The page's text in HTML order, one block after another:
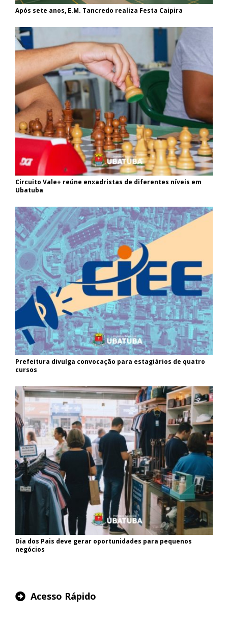
Após sete anos, E.M. Tancredo realiza Festa Caipira
Circuito Vale+ reúne enxadristas de diferentes níveis em
Ubatuba
Prefeitura divulga convocação para estagiários de quatro
cursos
Dia dos Pais deve gerar oportunidades para pequenos
negócios
Acesso Rápido